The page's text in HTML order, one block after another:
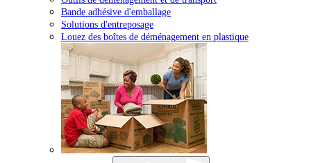
Bande adhésive d'emballage
Solutions d'entreposage
Louez des boîtes de déménagement en plastique